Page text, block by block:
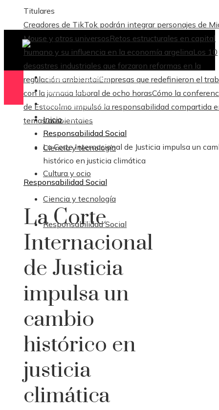
Titulares
Creadores de TikTok podrán integrar personajes de
Mouse y otros universosRetos estructurales en capital
humano y su influencia en la economía argelinaLos 10
desastres industriales que forzaron reformas en la
regulación ambientalEmpresas que redefinieron el
con la jornada laboral de ocho horasCómo la
de Estocolmo impulsó la responsabilidad compartida
temas ambientales
Ciencia y tecnología
Cultura y ocio
Ciencia y tecnología
Responsabilidad Social
Ciencia y tecnología
Cultura y ocio
Ciencia y tecnología
Responsabilidad Social
Inicio
Responsabilidad Social
La Corte Internacional de Justicia impulsa un
histórico en justicia climática
Responsabilidad Social
La Corte
Internacional
de Justicia
impulsa un
cambio
histórico en
justicia
climática